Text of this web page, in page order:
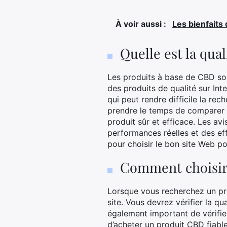
À voir aussi : Les bienfaits
Quelle est la
Les produits à base de CBD
des produits de qualité sur
qui peut rendre difficile la
prendre le temps de
produit sûr et efficace. Les
performances réelles et des
pour choisir le bon site Web
Comment
Lorsque vous recherchez un
site. Vous devrez vérifier la
également important de
d’acheter un produit CBD